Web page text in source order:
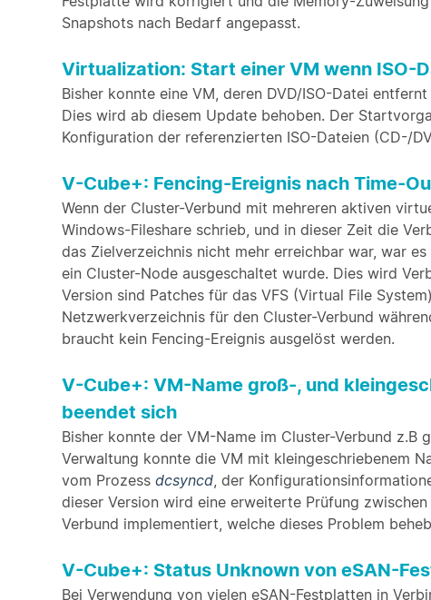
Snapshots nach Bedarf angepasst.
Virtualization: Start einer VM wenn ISO-
Bisher konnte eine VM, deren DVD/ISO-Datei
Dies wird ab diesem Update behoben. Der
Konfiguration der referenzierten ISO-Dateien (CD-/
V-Cube+: Fencing-Ereignis nach Time-
Wenn der Cluster-Verbund mit mehreren aktiven
Windows-Fileshare schrieb, und in dieser Zeit die
das Zielverzeichnis nicht mehr erreichbar war, war
ein Cluster-Node ausgeschaltet wurde. Dies wird
Version sind Patches für das VFS (Virtual File
Netzwerkverzeichnis für den Cluster-Verbund
braucht kein Fencing-Ereignis ausgelöst werden.
V-Cube+: VM-Name groß-, und
beendet sich
Bisher konnte der VM-Name im Cluster-Verbund
Verwaltung konnte die VM mit kleingeschriebenem
vom Prozess dcsyncd, der
dieser Version wird eine erweiterte Prüfung
Verbund implementiert, welche dieses Problem
V-Cube+: Status Unknown von eSAN-
Bei Verwendung von vielen eSAN-Festplatten in